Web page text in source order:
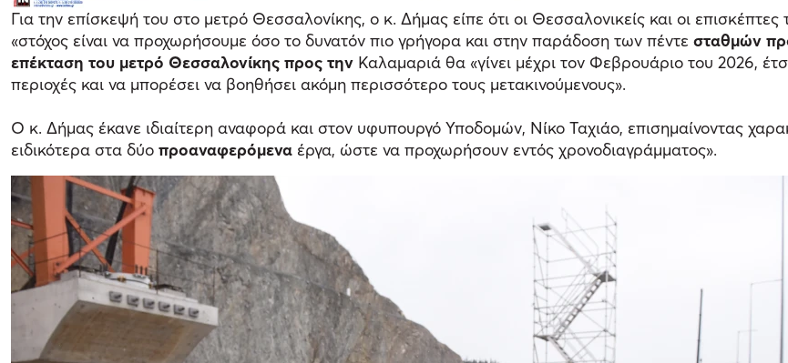
Για την επίσκεψή του στο μετρό Θεσσαλονίκης, ο κ. Δήμας είπε ότι οι Θεσσαλονικείς και οι
«στόχος είναι να προχωρήσουμε όσο το δυνατόν πιο γρήγορα και στην παράδοση των πέντε σταθμών
επέκταση του μετρό Θεσσαλονίκης προς την Καλαμαριά θα «γίνει μέχρι τον Φεβρουάριο του 2026,
περιοχές και να μπορέσει να βοηθήσει ακόμη περισσότερο τους μετακινούμενους».
Ο κ. Δήμας έκανε ιδιαίτερη αναφορά και στον υφυπουργό Υποδομών, Νίκο Ταχιάο, επισημαίνοντας
ειδικότερα στα δύο προαναφερόμενα έργα, ώστε να προχωρήσουν εντός χρονοδιαγράμματος».